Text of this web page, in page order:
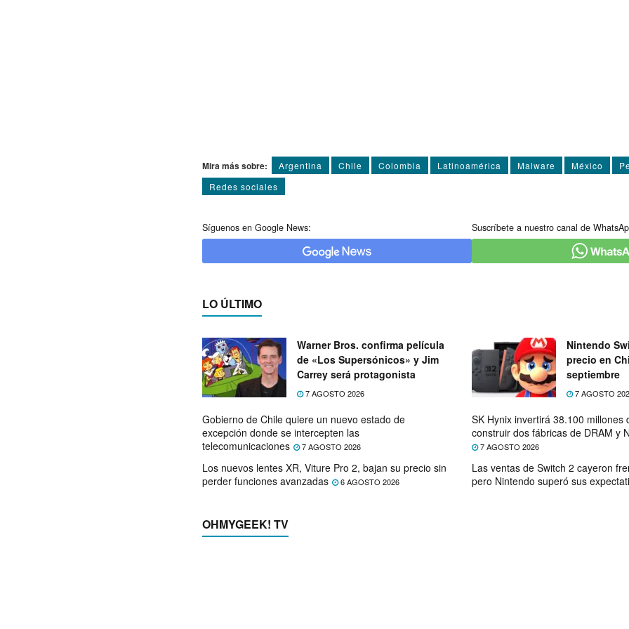
Mira más sobre: Argentina Chile Colombia Latinoamérica Malware México
Redes sociales
Síguenos en Google News: Suscríbete a nuestro canal de
LO ÚLTIMO
Warner Bros. confirma película
de «Los Supersónicos» y Jim
Carrey será protagonista
7 AGOSTO 2026
Nintendo
precio en
septiembre
7 AGOSTO
Gobierno de Chile quiere un nuevo estado de
excepción donde se intercepten las
telecomunicaciones
7 AGOSTO 2026
SK Hynix invertirá 38.100 millones
construir dos fábricas de DRAM y
7 AGOSTO 2026
Los nuevos lentes XR, Viture Pro 2, bajan su precio sin
perder funciones avanzadas
6 AGOSTO 2026
Las ventas de Switch 2 cayeron
pero Nintendo superó sus
OHMYGEEK! TV